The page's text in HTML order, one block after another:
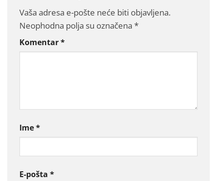
Vaša adresa e-pošte neće biti objavljena.
Neophodna polja su označena *
Komentar*
Ime*
E-pošta *